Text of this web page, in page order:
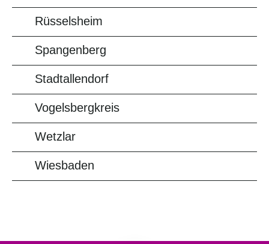
Rüsselsheim
Spangenberg
Stadtallendorf
Vogelsbergkreis
Wetzlar
Wiesbaden